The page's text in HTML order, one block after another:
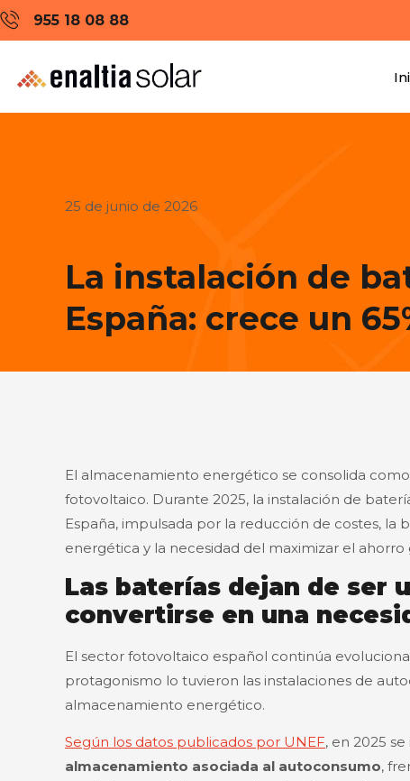
955 18 08 88
25 de junio de 2026
La instalación de
España: crece un
El almacenamiento energético se consolida
fotovoltaico. Durante 2025, la instalación de
España, impulsada por la reducción de costes,
energética y la necesidad del maximizar el ahorro
Las baterías dejan de ser
convertirse en una
El sector fotovoltaico español continúa
protagonismo lo tuvieron las instalaciones de
almacenamiento energético.
Según los datos publicados por UNEF, en 2025
almacenamiento asociada al autoconsumo,